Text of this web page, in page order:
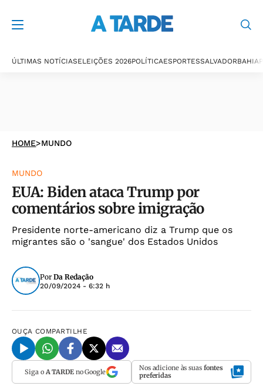
ÚLTIMAS NOTÍCIASELEIÇÕES 2026POLÍTICAESPORTESSALVADORBAHIA
HOME>MUNDO
MUNDO
EUA: Biden ataca Trump por
comentários sobre imigração
Presidente norte-americano diz a Trump que os
migrantes são o 'sangue' dos Estados Unidos
Por Da Redação
20/09/2024 - 6:32 h
OUÇA COMPARTILHE
Siga o A TARDEno Google Nos adicione às suas fontes
preferidas